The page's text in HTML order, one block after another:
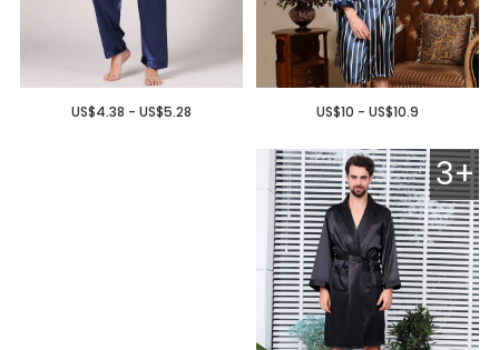
US$10 - US$10.9
US$4.38 - US$5.28
3+